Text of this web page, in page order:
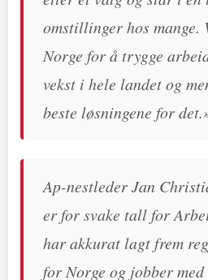
omstillinger hos
Norge for å trygge
vekst i hele landet og
beste løsningene for
Ap-nestleder Jan
er for svake tall for
har akkurat lagt frem
for Norge og jobber